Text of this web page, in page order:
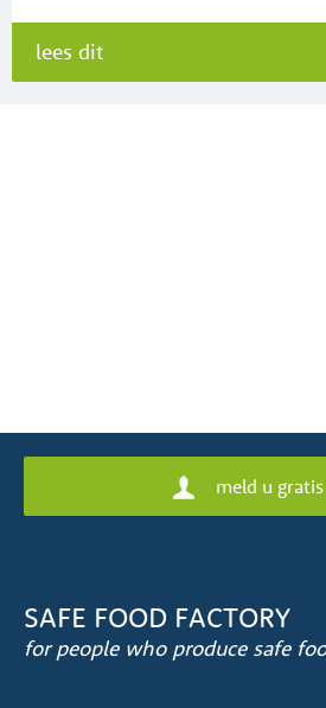
lees dit
SAFE FOOD FACTORY
for people who produce safe
meld u gratis